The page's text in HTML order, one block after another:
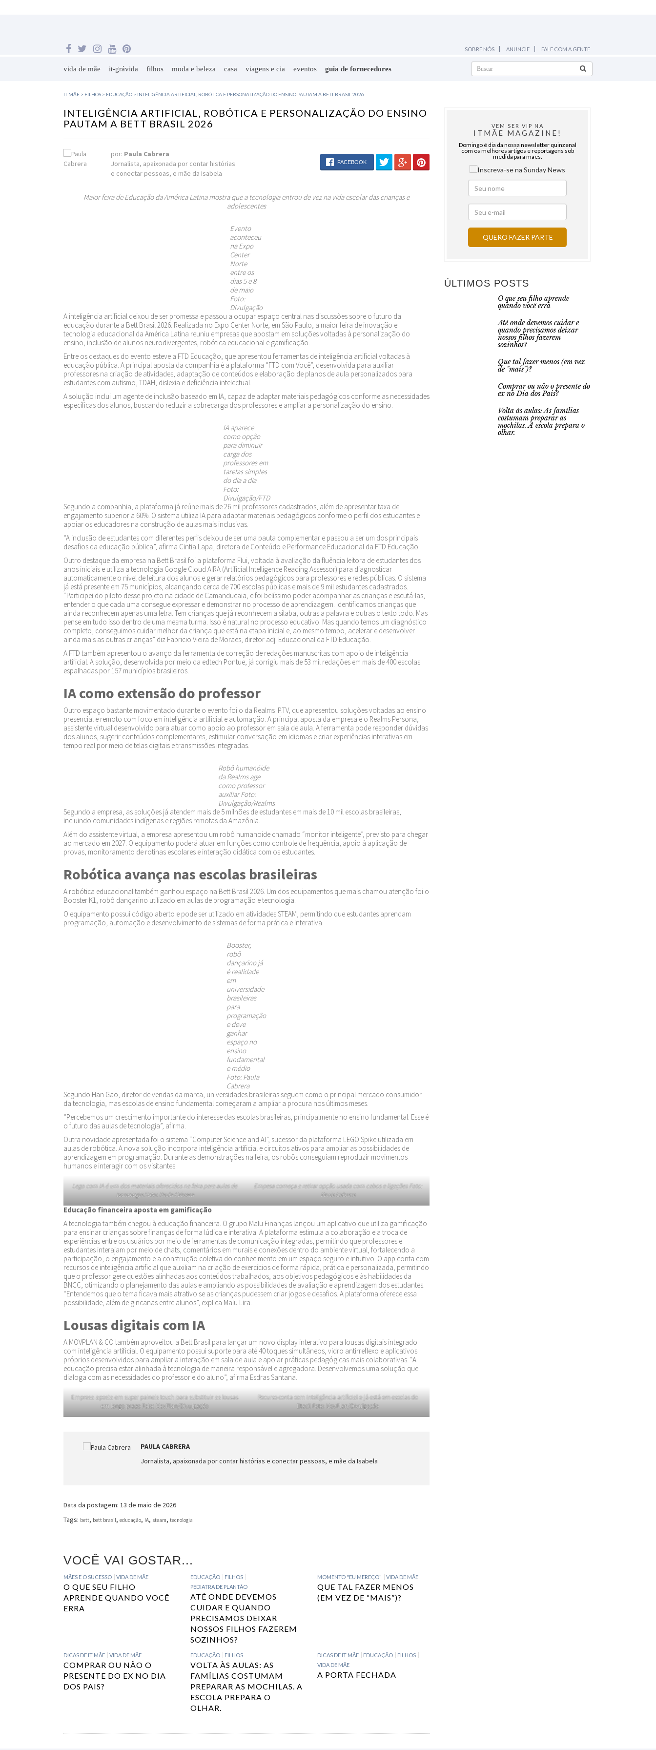
SOBRE NÓS ANUNCIE FALE COM A GENTE
vida de mãe it-grávida filhos moda e beleza casa viagens e cia eventos guia de fornecedores
IT MÃE> FILHOS> EDUCAÇÃO> INTELIGÊNCIA ARTIFICIAL, ROBÓTICA E PERSONALIZAÇÃO DO ENSINO PAUTAM A BETT BRASIL 2026
INTELIGÊNCIA ARTIFICIAL, ROBÓTICA E PERSONALIZAÇÃO DO ENSINO
PAUTAM A BETT BRASIL 2026
por: Paula Cabrera
Jornalista, apaixonada por contar histórias
e conectar pessoas, e mãe da Isabela
FACEBOOK
Maior feira de Educação da América Latina mostra que a tecnologia entrou de vez na vida escolar das crianças e
adolescentes
Evento
aconteceu
na Expo
Center
Norte
entre os
dias 5 e 8
de maio
Foto:
Divulgação
A inteligência artificial deixou de ser promessa e passou a ocupar espaço central nas discussões sobre o futuro da
educação durante a Bett Brasil 2026. Realizada no Expo Center Norte, em São Paulo, a maior feira de inovação e
tecnologia educacional da América Latina reuniu empresas que apostam em soluções voltadas à personalização do
ensino, inclusão de alunos neurodivergentes, robótica educacional e gamificação.
Entre os destaques do evento esteve a FTD Educação, que apresentou ferramentas de inteligência artificial voltadas à
educação pública. A principal aposta da companhia é a plataforma “FTD com Você”, desenvolvida para auxiliar
professores na criação de atividades, adaptação de conteúdos e elaboração de planos de aula personalizados para
estudantes com autismo, TDAH, dislexia e deficiência intelectual.
A solução inclui um agente de inclusão baseado em IA, capaz de adaptar materiais pedagógicos conforme as necessidades
específicas dos alunos, buscando reduzir a sobrecarga dos professores e ampliar a personalização do ensino.
IA aparece
como opção
para diminuir
carga dos
professores em
tarefas simples
do dia a dia
Foto:
Divulgação/FTD
Segundo a companhia, a plataforma já reúne mais de 26 mil professores cadastrados, além de apresentar taxa de
engajamento superior a 60%. O sistema utiliza IA para adaptar materiais pedagógicos conforme o perfil dos estudantes e
apoiar os educadores na construção de aulas mais inclusivas.
“A inclusão de estudantes com diferentes perfis deixou de ser uma pauta complementar e passou a ser um dos principais
desafios da educação pública”, afirma Cintia Lapa, diretora de Conteúdo e Performance Educacional da FTD Educação.
Outro destaque da empresa na Bett Brasil foi a plataforma Flui, voltada à avaliação da fluência leitora de estudantes dos
anos iniciais e utiliza a tecnologia Google Cloud AIRA (Artificial Intelligence Reading Assessor) para diagnosticar
automaticamente o nível de leitura dos alunos e gerar relatórios pedagógicos para professores e redes públicas. O sistema
já está presente em 75 municípios, alcançando cerca de 700 escolas públicas e mais de 9 mil estudantes cadastrados.
“Participei do piloto desse projeto na cidade de Camanducaia, e foi belíssimo poder acompanhar as crianças e escutá-las,
entender o que cada uma consegue expressar e demonstrar no processo de aprendizagem. Identificamos crianças que
ainda reconhecem apenas uma letra. Tem crianças que já reconhecem a sílaba, outras a palavra e outras o texto todo. Mas
pense em tudo isso dentro de uma mesma turma. Isso é natural no processo educativo. Mas quando temos um diagnóstico
completo, conseguimos cuidar melhor da criança que está na etapa inicial e, ao mesmo tempo, acelerar e desenvolver
ainda mais as outras crianças” diz Fabricio Vieira de Moraes, diretor adj. Educacional da FTD Educação.
A FTD também apresentou o avanço da ferramenta de correção de redações manuscritas com apoio de inteligência
artificial. A solução, desenvolvida por meio da edtech Pontue, já corrigiu mais de 53 mil redações em mais de 400 escolas
espalhadas por 157 municípios brasileiros.
IA como extensão do professor
Outro espaço bastante movimentado durante o evento foi o da Realms IP.TV, que apresentou soluções voltadas ao ensino
presencial e remoto com foco em inteligência artificial e automação. A principal aposta da empresa é o Realms Persona,
assistente virtual desenvolvido para atuar como apoio ao professor em sala de aula. A ferramenta pode responder dúvidas
dos alunos, sugerir conteúdos complementares, estimular conversação em idiomas e criar experiências interativas em
tempo real por meio de telas digitais e transmissões integradas.
Robô humanóide
da Realms age
como professor
auxiliar Foto:
Divulgação/Realms
Segundo a empresa, as soluções já atendem mais de 5 milhões de estudantes em mais de 10 mil escolas brasileiras,
incluindo comunidades indígenas e regiões remotas da Amazônia.
Além do assistente virtual, a empresa apresentou um robô humanoide chamado “monitor inteligente”, previsto para chegar
ao mercado em 2027. O equipamento poderá atuar em funções como controle de frequência, apoio à aplicação de
provas, monitoramento de rotinas escolares e interação didática com os estudantes.
Robótica avança nas escolas brasileiras
A robótica educacional também ganhou espaço na Bett Brasil 2026. Um dos equipamentos que mais chamou atenção foi o
Booster K1, robô dançarino utilizado em aulas de programação e tecnologia.
O equipamento possui código aberto e pode ser utilizado em atividades STEAM, permitindo que estudantes aprendam
programação, automação e desenvolvimento de sistemas de forma prática e interativa.
Booster,
robô
dançarino já
é realidade
em
universidade
brasileiras
para
programação
e deve
ganhar
espaço no
ensino
fundamental
e médio
Foto: Paula
Cabrera
Segundo Han Gao, diretor de vendas da marca, universidades brasileiras seguem como o principal mercado consumidor
da tecnologia, mas escolas de ensino fundamental começaram a ampliar a procura nos últimos meses.
“Percebemos um crescimento importante do interesse das escolas brasileiras, principalmente no ensino fundamental. Esse é
o futuro das aulas de tecnologia”, afirma.
Outra novidade apresentada foi o sistema “Computer Science and AI”, sucessor da plataforma LEGO Spike utilizada em
aulas de robótica. A nova solução incorpora inteligência artificial e circuitos ativos para ampliar as possibilidades de
aprendizagem em programação. Durante as demonstrações na feira, os robôs conseguiam reproduzir movimentos
humanos e interagir com os visitantes.
Lego com IA é um dos materiais oferecidos na feira para aulas de
tecnologia Foto: Paula Cabrera
Empesa começa a retirar opção usada com cabos e ligações Foto:
Paula Cabrera
Educação financeira aposta em gamificação
A tecnologia também chegou à educação financeira. O grupo Malu Finanças lançou um aplicativo que utiliza gamificação
para ensinar crianças sobre finanças de forma lúdica e interativa. A plataforma estimula a colaboração e a troca de
experiências entre os usuários por meio de ferramentas de comunicação integradas, permitindo que professores e
estudantes interajam por meio de chats, comentários em murais e conexões dentro do ambiente virtual, fortalecendo a
participação, o engajamento e a construção coletiva do conhecimento em um espaço seguro e intuitivo. O app conta com
recursos de inteligência artificial que auxiliam na criação de exercícios de forma rápida, prática e personalizada, permitindo
que o professor gere questões alinhadas aos conteúdos trabalhados, aos objetivos pedagógicos e às habilidades da
BNCC, otimizando o planejamento das aulas e ampliando as possibilidades de avaliação e aprendizagem dos estudantes.
“Entendemos que o tema ficava mais atrativo se as crianças pudessem criar jogos e desafios. A plataforma oferece essa
possibilidade, além de gincanas entre alunos”, explica Malu Lira.
Lousas digitais com IA
A MOVPLAN & CO também aproveitou a Bett Brasil para lançar um novo display interativo para lousas digitais integrado
com inteligência artificial. O equipamento possui suporte para até 40 toques simultâneos, vidro antirreflexo e aplicativos
próprios desenvolvidos para ampliar a interação em sala de aula e apoiar práticas pedagógicas mais colaborativas. “A
educação precisa estar alinhada à tecnologia de maneira responsável e agregadora. Desenvolvemos uma solução que
dialoga com as necessidades do professor e do aluno”, afirma Esdras Santana.
Empresa aposta em super paineis touch para substituir as lousas
em longo prazo Foto: MovPlan/Divulgação
Recurso conta com Inteligência artificial e já está em escolas do
Btasil Foto: MovPlan/Divulgação
PAULA CABRERA
Jornalista, apaixonada por contar histórias e conectar pessoas, e mãe da Isabela
Data da postagem: 13 de maio de 2026
Tags: bett, bett brasil, educação, IA, steam, tecnologia
VOCÊ VAI GOSTAR...
MÃES E O SUCESSO VIDA DE MÃE
O QUE SEU FILHO
APRENDE QUANDO VOCÊ
ERRA
EDUCAÇÃO
FILHOS
PEDIATRA DE PLANTÃO
ATÉ ONDE DEVEMOS
CUIDAR E QUANDO
PRECISAMOS DEIXAR
NOSSOS FILHOS FAZEREM
SOZINHOS?
MOMENTO "EU MEREÇO" VIDA DE MÃE
QUE TAL FAZER MENOS
(EM VEZ DE “MAIS”)?
DICAS DE IT MÃE VIDA DE MÃE
COMPRAR OU NÃO O
PRESENTE DO EX NO DIA
DOS PAIS?
EDUCAÇÃO FILHOS
VOLTA ÀS AULAS: AS
FAMÍLIAS COSTUMAM
PREPARAR AS MOCHILAS. A
ESCOLA PREPARA O
OLHAR.
DICAS DE IT MÃE EDUCAÇÃO
FILHOS
VIDA DE MÃE
A PORTA FECHADA
VEM SER VIP NA
ITMÃE MAGAZINE!
Domingo é dia da nossa newsletter quinzenal
com os melhores artigos e reportagens sob
medida para mães.
ÚLTIMOS POSTS
O que seu filho aprende
quando você erra
Até onde devemos cuidar e
quando precisamos deixar
nossos filhos fazerem
sozinhos?
Que tal fazer menos (em vez
de "mais")?
Comprar ou não o presente do
ex no Dia dos Pais?
Volta às aulas: As famílias
costumam preparar as
mochilas. A escola prepara o
olhar.